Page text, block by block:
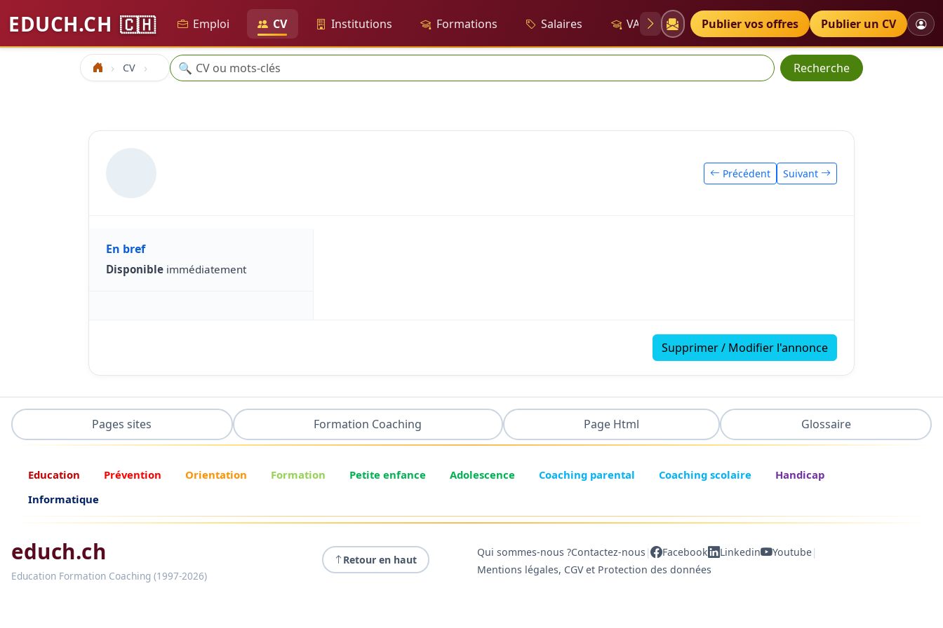
EDUCH.CH 🇨🇭 Emploi CV Institutions Formations Salaires VAE Diplômes Petites annonces
Publier vos offres Publier un CV
Accueil CV Recherche
🔍 Recherche
Précédent Suivant
En bref
Disponible immédiatement
Supprimer / Modifier l'annonce
Pages sites Formation Coaching Page Html Glossaire
Education Prévention Orientation Formation Petite enfance Adolescence Coaching parental Coaching scolaire
Handicap
Informatique
educh.ch
Education Formation Coaching (1997-2026)
Retour en haut
Qui sommes-nous ?Contactez-nous | Facebook Linkedin Youtube|
Mentions légales, CGV et Protection des données